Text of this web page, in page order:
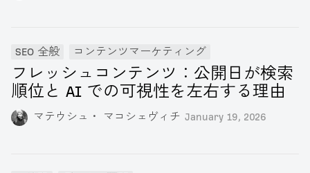
マテウシュ・ マコシェヴィチ January 19, 2026
SEO 全般 コンテンツマーケティング
フレッシュコンテンツ：公開日が検索
順位と AI での可視性を左右する理由